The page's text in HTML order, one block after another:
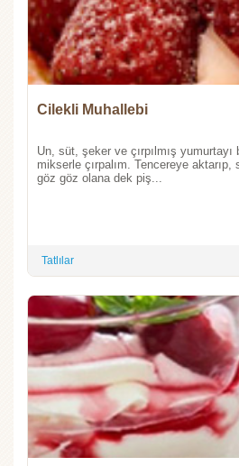
Cilekli Muhallebi
Un, süt, şeker ve çırpılmış yumurtayı
mikserle çırpalım. Tencereye aktarıp,
göz göz olana dek piş...
Tatlılar